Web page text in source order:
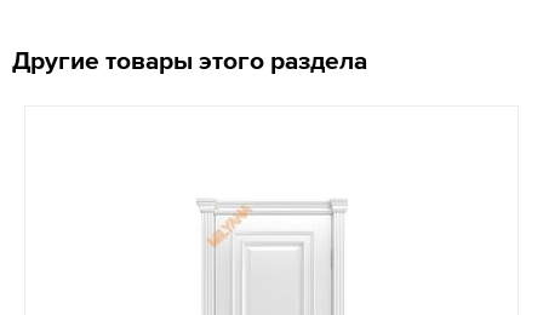
Другие товары этого раздела